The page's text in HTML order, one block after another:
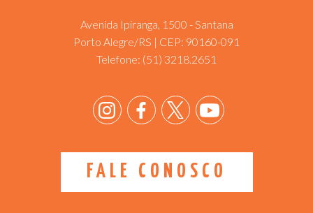
Avenida Ipiranga, 1500 - Santana
Porto Alegre/RS | CEP: 90160-091
Telefone: (51) 3218.2651
FALE CONOSCO